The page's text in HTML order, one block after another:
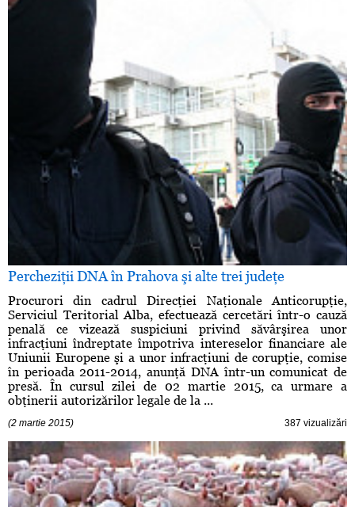
Percheziţii DNA în Prahova şi alte trei judeţe
Procurori din cadrul Direcţiei Naţionale Anticorupţie,
Serviciul Teritorial Alba, efectuează cercetări într-o cauză
penală ce vizează suspiciuni privind săvârşirea unor
infracţiuni îndreptate împotriva intereselor financiare ale
Uniunii Europene şi a unor infracţiuni de corupţie, comise
în perioada 2011-2014, anunţă DNA într-un comunicat de
presă. În cursul zilei de 02 martie 2015, ca urmare a
obţinerii autorizărilor legale de la ...
(2 martie 2015) 387 vizualizări